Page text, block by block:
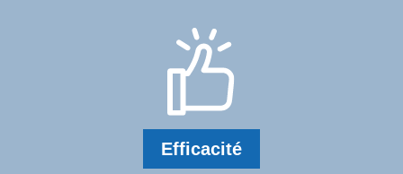
Efficacité